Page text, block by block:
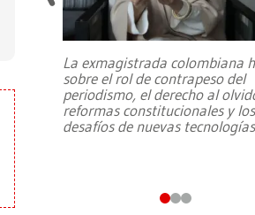
La exmagistrada colombiana
sobre el rol de contrapeso del
periodismo, el derecho al
reformas constitucionales y los
desafíos de nuevas tecnologías